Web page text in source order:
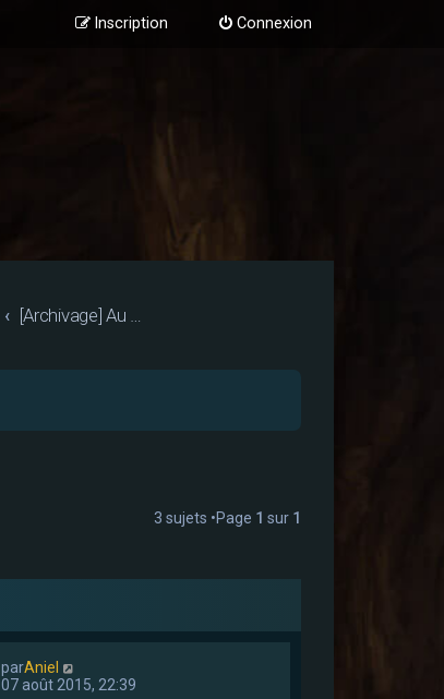
Connexion
Inscription
[Archivage] Au coin de la bibliothèque du Professeur
3 sujets •Page 1 sur 1
parAniel
07 août 2015, 22:39